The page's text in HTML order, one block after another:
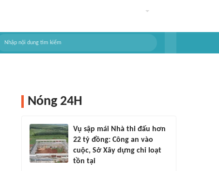
Nóng 24H
Vụ sập mái Nhà thi đấu hơn
22 tỷ đồng: Công an vào
cuộc, Sở Xây dựng chỉ loạt
tồn tại